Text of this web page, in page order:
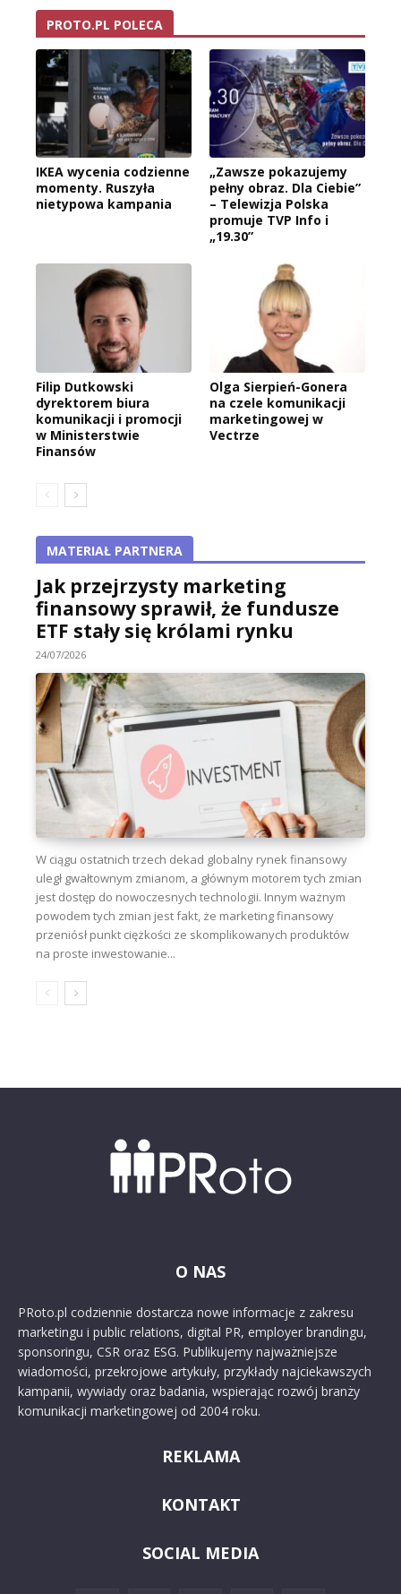
PROTO.PL POLECA
IKEA wycenia codzienne
momenty. Ruszyła
nietypowa kampania
„Zawsze pokazujemy
pełny obraz. Dla Ciebie”
– Telewizja Polska
promuje TVP Info i
„19.30”
Filip Dutkowski
dyrektorem biura
komunikacji i promocji
w Ministerstwie
Finansów
Olga Sierpień-Gonera
na czele komunikacji
marketingowej w
Vectrze
MATERIAŁ PARTNERA
Jak przejrzysty marketing
finansowy sprawił, że fundusze
ETF stały się królami rynku
24/07/2026
W ciągu ostatnich trzech dekad globalny rynek finansowy
uległ gwałtownym zmianom, a głównym motorem tych zmian
jest dostęp do nowoczesnych technologii. Innym ważnym
powodem tych zmian jest fakt, że marketing finansowy
przeniósł punkt ciężkości ze skomplikowanych produktów
na proste inwestowanie...
O NAS
PRoto.pl codziennie dostarcza nowe informacje z zakresu
marketingu i public relations, digital PR, employer brandingu,
sponsoringu, CSR oraz ESG. Publikujemy najważniejsze
wiadomości, przekrojowe artykuły, przykłady najciekawszych
kampanii, wywiady oraz badania, wspierając rozwój branży
komunikacji marketingowej od 2004 roku.
REKLAMA
KONTAKT
SOCIAL MEDIA